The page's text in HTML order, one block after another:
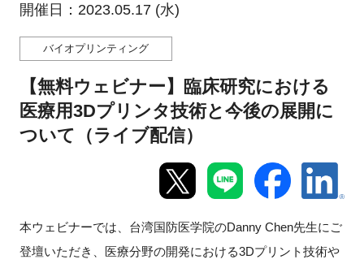
特別会員専用メニュー
施設ご予約
新規登録
開催日：2023.05.17 (水)
バイオプリンティング
【無料ウェビナー】臨床研究における
医療用3Dプリンタ技術と今後の展開に
ついて（ライブ配信）
本ウェビナーでは、台湾国防医学院のDanny Chen先生にご
登壇いただき、医療分野の開発における3Dプリント技術や